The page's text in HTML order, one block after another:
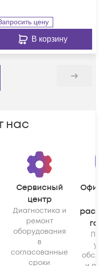
цену
В корзину
Дальше
нас
Сервисный
центр
Диагностика и
ремонт
оборудования
в
согласованные
сроки